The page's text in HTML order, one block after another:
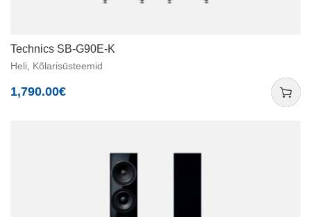
Technics SB-G90E-K
Heli, Kõlarisüsteemid
1,790.00€